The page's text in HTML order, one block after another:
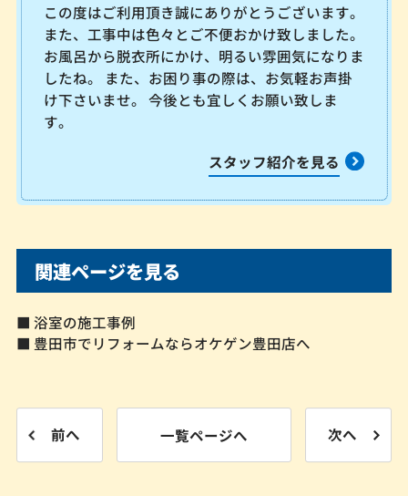
この度はご利用頂き誠にありがとうございます。
また、工事中は色々とご不便おかけ致しました。
お風呂から脱衣所にかけ、明るい雰囲気になりま
したね。 また、お困り事の際は、お気軽お声掛
け下さいませ。 今後とも宜しくお願い致しま
す。
スタッフ紹介を見る
関連ページを見る
■ 浴室の施工事例
■ 豊田市でリフォームならオケゲン豊田店へ
前へ 一覧ページへ 次へ